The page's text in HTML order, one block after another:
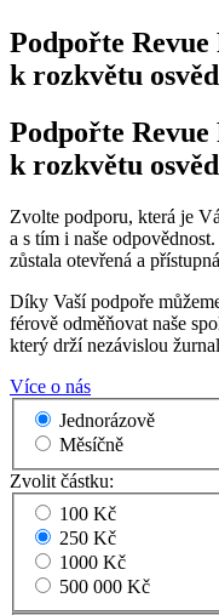
Podpořte
k rozkvětu
Podpořte
k rozkvětu
Zvolte podporu, která je
a s tím i naše
zůstala otevřená a
Díky Vaší podpoře
férově odměňovat naše
který drží nezávislou
Více o nás
Jednorázově
Měsíčně
Zvolit částku:
100 Kč
250 Kč
1000 Kč
500 000 Kč